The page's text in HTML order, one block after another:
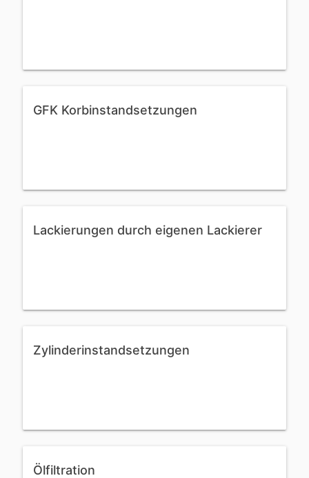
GFK Korbinstandsetzungen
Lackierungen durch eigenen Lackierer
Zylinderinstandsetzungen
Ölfiltration